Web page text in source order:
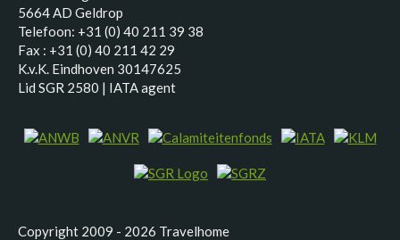
5664 AD Geldrop
Telefoon: +31 (0) 40 211 39 38
Fax : +31 (0) 40 211 42 29
K.v.K. Eindhoven 30147625
Lid SGR 2580 | IATA agent
Copyright 2009 - 2026 Travelhome